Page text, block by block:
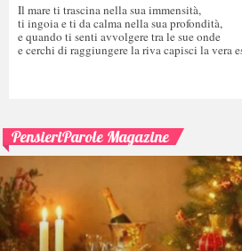
Il mare ti trascina nella sua immensità,
ti ingoia e ti da calma nella sua profondità,
e quando ti senti avvolgere tra le sue onde
e cerchi di raggiungere la riva capisci la vera
PensieriParole Magazine